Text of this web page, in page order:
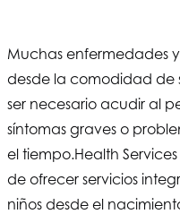
Muchas enfermedades
desde la comodidad de
ser necesario acudir al
síntomas graves o
el tiempo.Health
de ofrecer servicios
niños desde el